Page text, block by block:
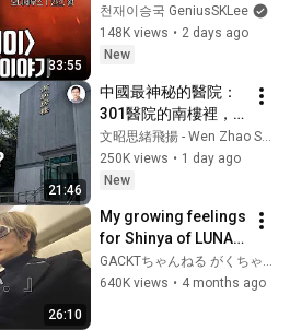
33:55
화의 프리퀄이라 할
수 있는 일리아스 이
야기 간단 정리!
천재이승국 GeniusSKLee
148K views • 2 days ago
New
21:46
中國最神秘的醫院：
301醫院的南樓裡，
權力如何獲得另一套
生命規則？【文昭思
緒飛揚563】
文昭思緒飛揚 - Wen Zhao Studio
250K views • 1 day ago
New
26:10
My growing feelings
for Shinya of LUNA
SEA
GACKTちゃんねる がくちゃん
640K views • 4 months ago